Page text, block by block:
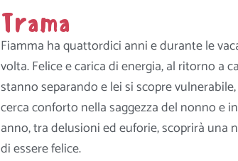
Trama
Fiamma ha quattordici anni e durante le
volta. Felice e carica di energia, al ritorno a
stanno separando e lei si scopre
cerca conforto nella saggezza del nonno e
anno, tra delusioni ed euforie, scoprirà una
di essere felice.